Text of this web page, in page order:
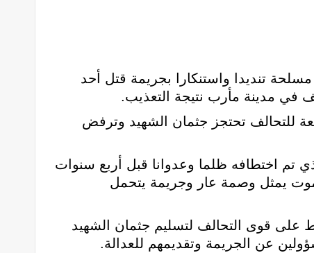
تنديدا واستنكارا بجريمة قتل أحد
في مدينة مأرب نتيجة التعذيب.
للتحالف تحتجز جثمان الشهيد وترفض
تم اختطافه ظلما وعدوانا قبل أربع سنوات
يمثل وصمة عار وجريمة يتحمل
على قوى التحالف لتسليم جثمان الشهيد
عن الجريمة وتقديمهم للعدالة.